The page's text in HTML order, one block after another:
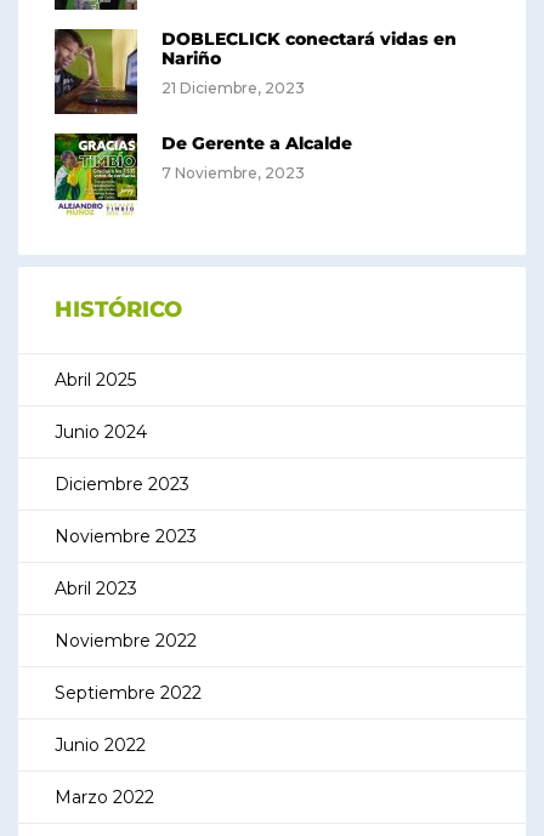
DOBLECLICK conectará vidas en
Nariño
21 Diciembre, 2023
De Gerente a Alcalde
7 Noviembre, 2023
HISTÓRICO
Abril 2025
Junio 2024
Diciembre 2023
Noviembre 2023
Abril 2023
Noviembre 2022
Septiembre 2022
Junio 2022
Marzo 2022